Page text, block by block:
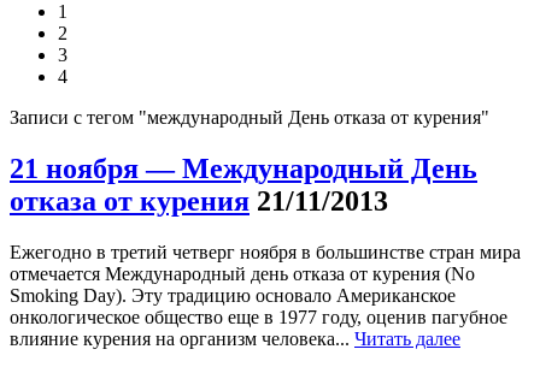
1
2
3
4
Записи с тегом "международный День отказа от курения"
21 ноября — Международный День
отказа от курения 21/11/2013
Ежегодно в третий четверг ноября в большинстве стран мира
отмечается Международный день отказа от курения (No
Smoking Day). Эту традицию основало Американское
онкологическое общество еще в 1977 году, оценив пагубное
влияние курения на организм человека... Читать далее